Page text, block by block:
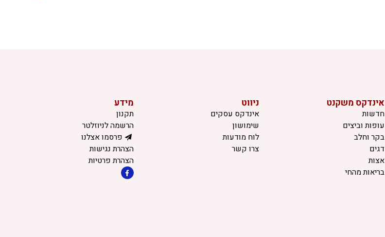
אינדקס משקנט
חדשות
עופות וביצים
בקר וחלב
דגים
אצות
בריאות מהחי
ניווט
אינדקס עסקים
שימושון
לוח מודעות
צרו קשר
מידע
תקנון
הרשמה לניוזלטר
פרסמו אצלנו
הצהרת נגישות
הצהרת פרטיות